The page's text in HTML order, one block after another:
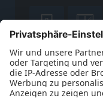
 
 